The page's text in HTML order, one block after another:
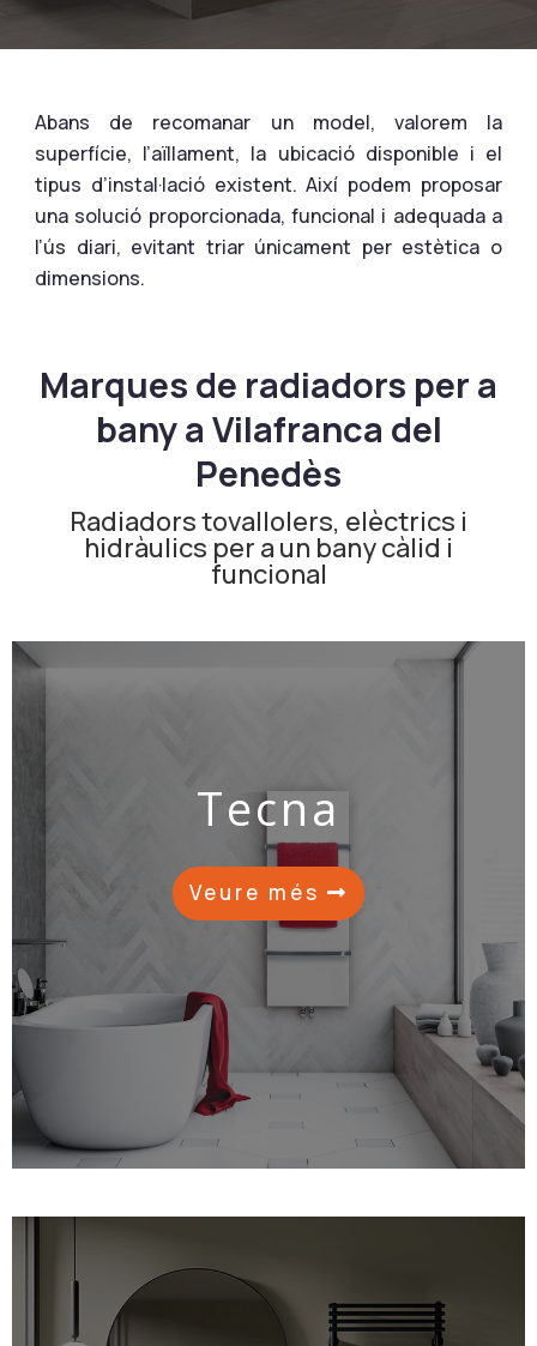
Abans de recomanar un model, valorem la
superfície, l’aïllament, la ubicació disponible i el
tipus d’instal·lació existent. Així podem proposar
una solució proporcionada, funcional i adequada a
l’ús diari, evitant triar únicament per estètica o
dimensions.
Marques de radiadors per a
bany a Vilafranca del
Penedès
Radiadors tovallolers, elèctrics i
hidràulics per a un bany càlid i
funcional
Tecna
Veure més